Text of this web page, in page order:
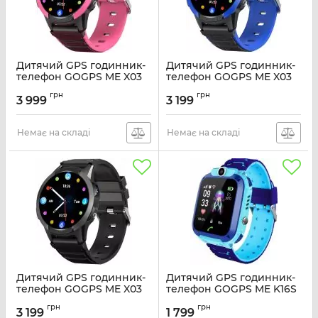
Дитячий GPS годинник-
телефон GOGPS ME X03
Артикул:
3 999 грн
Немає на складі
Дитячий GPS годинник-
телефон GOGPS ME X03
Артикул:
3 199 грн
Немає на складі
Дитячий GPS годинник-
телефон GOGPS ME X03
Артикул:
3 199 грн
Дитячий GPS годинник-
телефон GOGPS ME K16S
Артикул:
1 799 грн